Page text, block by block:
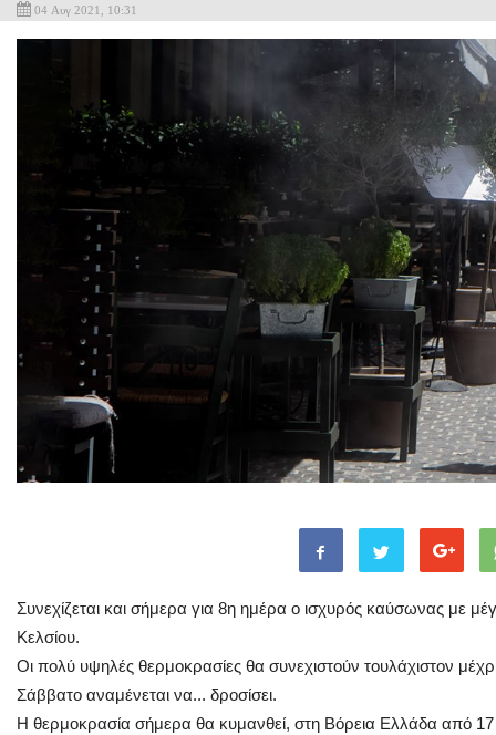
04 Αυγ 2021, 10:31
Συνεχίζεται και σήμερα για 8η ημέρα ο ισχυρός καύσωνας με
Κελσίου.
Οι πολύ υψηλές θερμοκρασίες θα συνεχιστούν τουλάχιστον
Σάββατο αναμένεται να... δροσίσει.
Η θερμοκρασία σήμερα θα κυμανθεί, στη Βόρεια Ελλάδα από